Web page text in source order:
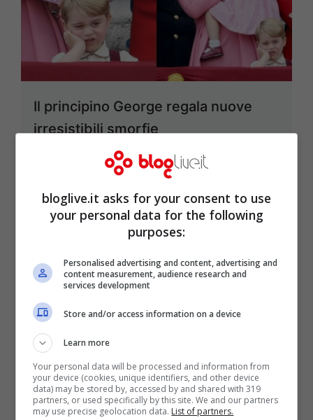
Il principino George regala nuove
irresistibili smorfie
Facebook spiega le sue linee guida
Mag 26, 2017
bloglive.it asks for your consent to use
your personal data for the following
purposes:
Personalised advertising and content, advertising and
content measurement, audience research and
services development
Store and/or access information on a device
Learn more
Your personal data will be processed and information from
your device (cookies, unique identifiers, and other device
data) may be stored by, accessed by and shared with 319
partners, or used specifically by this site. We and our partners
may use precise geolocation data. List of partners.